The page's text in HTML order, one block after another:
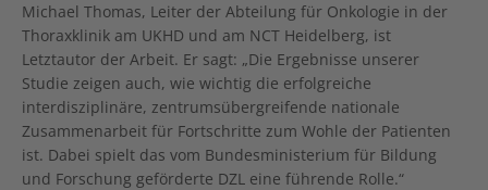
Michael Thomas, Leiter der Abteilung für Onkologie in der
Thoraxklinik am UKHD und am NCT Heidelberg, ist
Letztautor der Arbeit. Er sagt: „Die Ergebnisse unserer
Studie zeigen auch, wie wichtig die erfolgreiche
interdisziplinäre, zentrumsübergreifende nationale
Zusammenarbeit für Fortschritte zum Wohle der Patienten
ist. Dabei spielt das vom Bundesministerium für Bildung
und Forschung geförderte DZL eine führende Rolle.“